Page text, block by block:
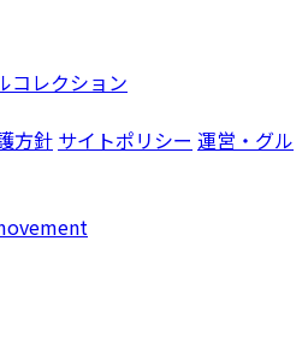
コレクション
方針 サイトポリシー 運営・グル